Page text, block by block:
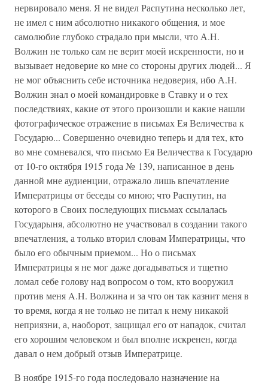
нервировало меня. Я не видел Распутина несколько лет,
не имел с ним абсолютно никакого общения, и мое
самолюбие глубоко страдало при мысли, что А.Н.
Волжин не только сам не верит моей искренности, но и
вызывает недоверие ко мне со стороны других людей... Я
не мог объяснить себе источника недоверия, ибо А.Н.
Волжин знал о моей командировке в Ставку и о тех
последствиях, какие от этого произошли и какие нашли
фотографическое отражение в письмах Ея Величества к
Государю... Совершенно очевидно теперь и для тех, кто
во мне сомневался, что письмо Ея Величества к Государю
от 10-го октября 1915 года № 139, написанное в день
данной мне аудиенции, отражало лишь впечатление
Императрицы от беседы со мною; что Распутин, на
которого в Своих последующих письмах ссылалась
Государыня, абсолютно не участвовал в создании такого
впечатления, а только вторил словам Императрицы, что
было его обычным приемом... Но о письмах
Императрицы я не мог даже догадываться и тщетно
ломал себе голову над вопросом о том, кто вооружил
против меня A.H. Волжина и за что он так казнит меня в
то время, когда я не только не питал к нему никакой
неприязни, а, наоборот, защищал его от нападок, считал
его хорошим человеком и был вполне искренен, когда
давал о нем добрый отзыв Императрице.
В ноябре 1915-го года последовало назначение на